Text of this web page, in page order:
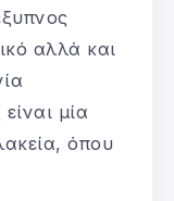
αλλά και
μία
όπου